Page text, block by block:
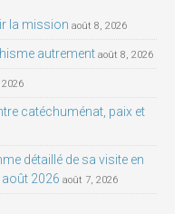
la mission août 8, 2026
autrement août 8, 2026
catéchuménat, paix et
détaillé de sa visite en
2026 août 7, 2026